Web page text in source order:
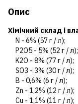
Опис
Хімічний склад і
N - 6% (57 г / л);
P2O5 - 5% (52 г / л);
K2O - 8% (77 г / л);
SO3 - 3% (30 г / л);
B - 0,6% (6 г / л);
Zn - 1,2% (12 г / л);
Cu - 1,1% (11 г / л);